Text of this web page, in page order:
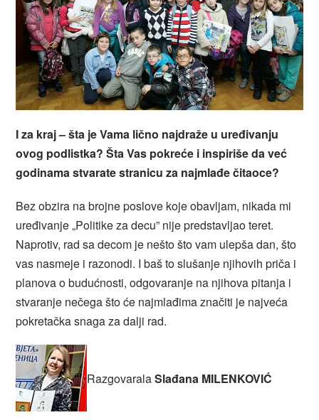
I za kraj – šta je Vama lično najdraže u uređivanju
ovog podlistka? Šta Vas pokreće i inspiriše da već
godinama stvarate stranicu za najmlađe čitaoce?
Bez obzira na brojne poslove koje obavljam, nikada mi
uređivanje „Politike za decu” nije predstavljao teret.
Naprotiv, rad sa decom je nešto što vam ulepša dan, što
vas nasmeje i razonodi. I baš to slušanje njihovih priča i
planova o budućnosti, odgovaranje na njihova pitanja i
stvaranje nečega što će najmlađima značiti je najveća
pokretačka snaga za dalji rad.
RazgovaralaSlađana MILENKOVIĆ